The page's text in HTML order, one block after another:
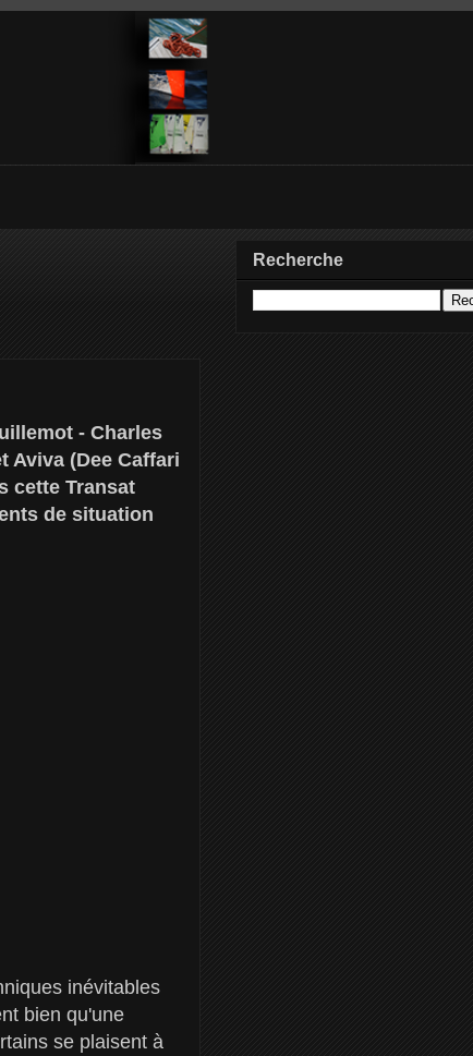
- Charles
Aviva (Dee Caffari
cette Transat
de situation
inévitables
bien qu'une
se plaisent à
Recherche